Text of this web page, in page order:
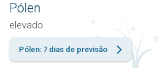
Pólen
elevado
Pólen: 7 dias de previsão